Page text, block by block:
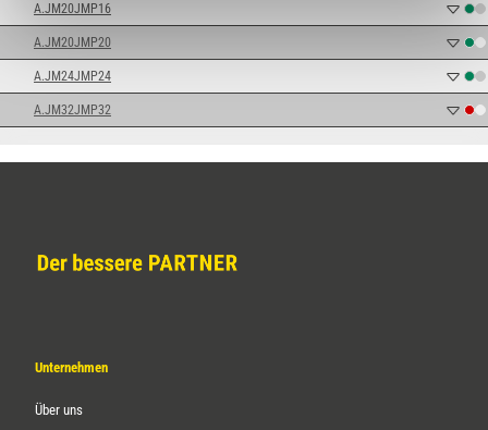
A.JM20JMP16
A.JM20JMP20
A.JM24JMP24
A.JM32JMP32
Unternehmen
Über uns